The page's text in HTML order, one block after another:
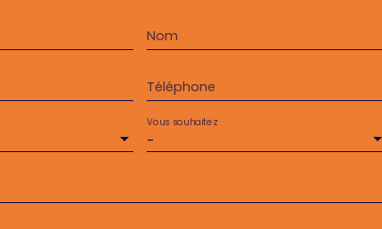
Nom
Téléphone
-
Vous souhaitez